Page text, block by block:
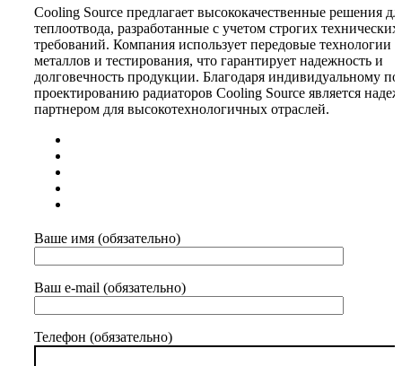
Cooling Source предлагает высококачественные решения
теплоотвода, разработанные с учетом строгих технических
требований. Компания использует передовые технологии
металлов и тестирования, что гарантирует надежность и
долговечность продукции. Благодаря индивидуальному
проектированию радиаторов Cooling Source является
партнером для высокотехнологичных отраслей.
Ваше имя (обязательно)
Ваш e-mail (обязательно)
Телефон (обязательно)